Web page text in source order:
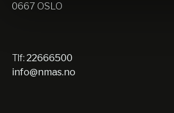
0667 OSLO
Tlf: 22666500
info@nmas.no